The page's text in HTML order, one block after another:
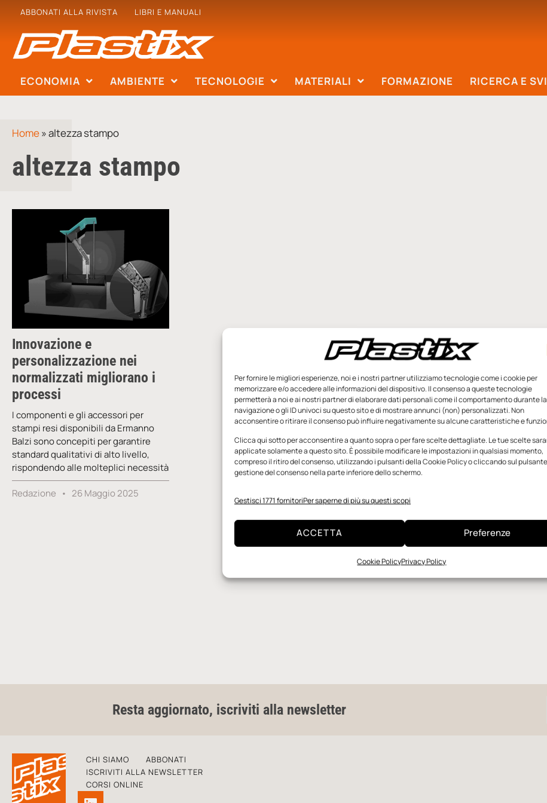
Per fornire le migliori esperienze, noi e i nostri partner utilizziamo tecnologie come i cookie per
memorizzare e/o accedere alle informazioni del dispositivo. Il consenso a queste tecnologie
permetterà a noi e ai nostri partner di elaborare dati personali come il comportamento durante la
navigazione o gli ID univoci su questo sito e di mostrare annunci (non) personalizzati. Non
acconsentire o ritirare il consenso può influire negativamente su alcune caratteristiche e
Clicca qui sotto per acconsentire a quanto sopra o per fare scelte dettagliate. Le tue scelte
applicate solamente a questo sito. È possibile modificare le impostazioni in qualsiasi momento,
compreso il ritiro del consenso, utilizzando i pulsanti della Cookie Policy o cliccando sul
gestione del consenso nella parte inferiore dello schermo.
Gestisci 1771 fornitoriPer saperne di più su questi scopi
ACCETTA Preferenze
Cookie PolicyPrivacy Policy
ABBONATI ALLA RIVISTA LIBRI E MANUALI
ECONOMIA AMBIENTE TECNOLOGIE MATERIALI FORMAZIONE RICERCA E
Home»altezza stampo
altezza stampo
Innovazione e
personalizzazione nei
normalizzati migliorano i
processi
I componenti e gli accessori per
stampi resi disponibili da Ermanno
Balzi sono concepiti per garantire
standard qualitativi di alto livello,
rispondendo alle molteplici necessità
Redazione 26 Maggio 2025
Resta aggiornato, iscriviti alla newsletter
CHI SIAMO
ABBONATI
ISCRIVITI ALLA NEWSLETTER
CORSI ONLINE